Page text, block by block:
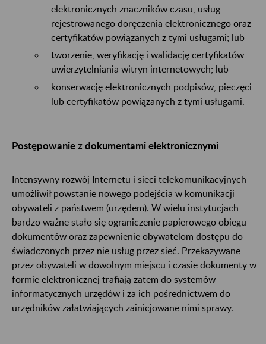
elektronicznych znaczników czasu, usług
rejestrowanego doręczenia elektronicznego oraz
certyfikatów powiązanych z tymi usługami; lub
tworzenie, weryfikację i walidację certyfikatów
uwierzytelniania witryn internetowych; lub
konserwację elektronicznych podpisów, pieczęci
lub certyfikatów powiązanych z tymi usługami.
Postępowanie z dokumentami elektronicznymi
Intensywny rozwój Internetu i sieci telekomunikacyjnych
umożliwił powstanie nowego podejścia w komunikacji
obywateli z państwem (urzędem). W wielu instytucjach
bardzo ważne stało się ograniczenie papierowego obiegu
dokumentów oraz zapewnienie obywatelom dostępu do
świadczonych przez nie usług przez sieć. Przekazywane
przez obywateli w dowolnym miejscu i czasie dokumenty w
formie elektronicznej trafiają zatem do systemów
informatycznych urzędów i za ich pośrednictwem do
urzędników załatwiających zainicjowane nimi sprawy.